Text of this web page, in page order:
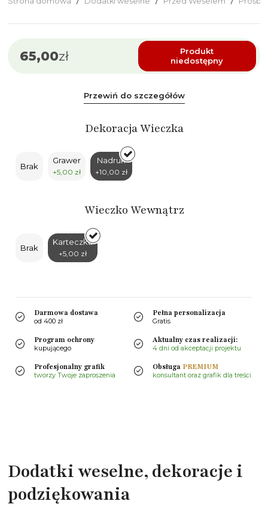
65,00zł
Produkt
niedostępny
Przewiń do szczegółów
Dekoracja Wieczka
Brak
Grawer
+5,00 zł
Nadruk
+10,00 zł
Wieczko Wewnątrz
Brak
Karteczka
+5,00 zł
Darmowa dostawa
od 400 zł
Pełna personalizacja
Gratis
Program ochrony
kupującego
Aktualny czas realizacji:
4 dni od akceptacji projektu
Profesjonalny grafik
tworzy Twoje zaproszenia
Obsługa PREMIUM
konsultant oraz grafik dla treści
Dodatki weselne, dekoracje i
podziękowania